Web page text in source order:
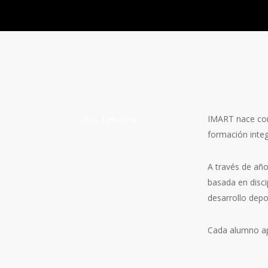
IMART nace
formación
A través de
basada en
desarrollo
Cada alumno